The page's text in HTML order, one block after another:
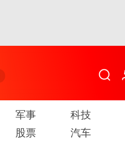
军事 科技
股票 汽车